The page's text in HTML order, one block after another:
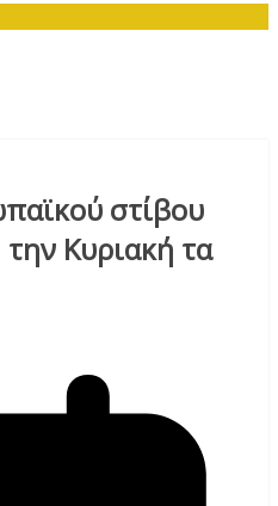
στίβου
Κυριακή τα